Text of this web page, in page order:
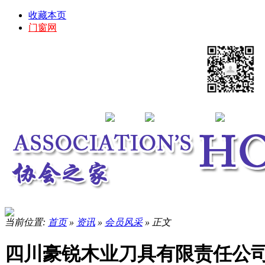
收藏本页
门窗网
当前位置: 首页» 资讯 » 会员风采» 正文
四川豪锐木业刀具有限责任公